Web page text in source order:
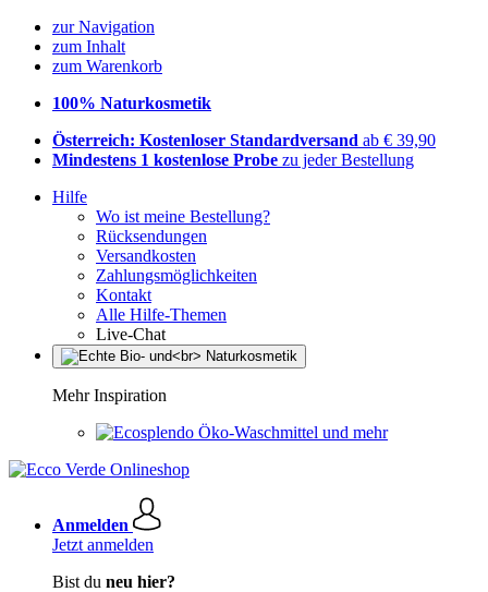
zur Navigation
zum Inhalt
zum Warenkorb
100% Naturkosmetik
Österreich: Kostenloser Standardversand ab € 39,90
Mindestens 1 kostenlose Probe zu jeder Bestellung
Hilfe
Wo ist meine Bestellung?
Rücksendungen
Versandkosten
Zahlungsmöglichkeiten
Kontakt
Alle Hilfe-Themen
Live-Chat
Mehr Inspiration
Öko-Waschmittel und mehr
Anmelden
Jetzt anmelden
Bist du neu hier?